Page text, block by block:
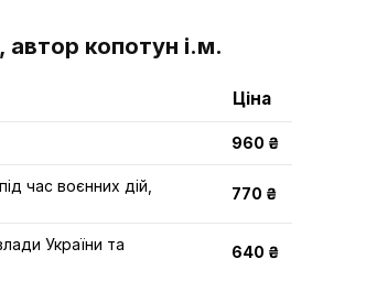
автор копотун і.м.
Ціна
960 ₴
час воєнних дій,
770 ₴
України та
640 ₴